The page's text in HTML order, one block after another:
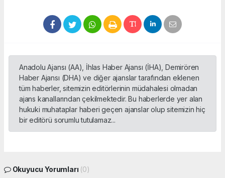
Anadolu Ajansı (AA), İhlas Haber Ajansı (İHA), Demirören
Haber Ajansı (DHA) ve diğer ajanslar tarafından eklenen
tüm haberler, sitemizin editörlerinin müdahalesi olmadan
ajans kanallarından çekilmektedir. Bu haberlerde yer alan
hukuki muhataplar haberi geçen ajanslar olup sitemizin hiç
bir editörü sorumlu tutulamaz...
Okuyucu Yorumları (0)